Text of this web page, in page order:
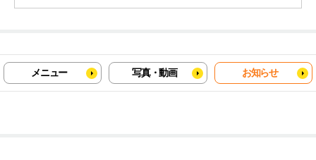
メニュー 写真・動画 お知らせ